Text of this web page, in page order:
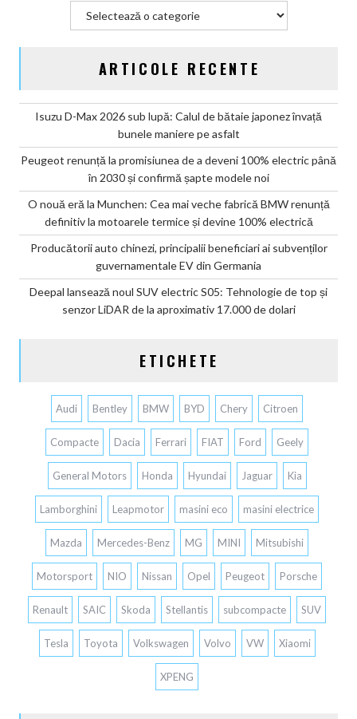
ARTICOLE RECENTE
Isuzu D-Max 2026 sub lupă: Calul de bătaie japonez învață
bunele maniere pe asfalt
Peugeot renunță la promisiunea de a deveni 100% electric până
în 2030 și confirmă șapte modele noi
O nouă eră la Munchen: Cea mai veche fabrică BMW renunță
definitiv la motoarele termice și devine 100% electrică
Producătorii auto chinezi, principalii beneficiari ai subvenților
guvernamentale EV din Germania
Deepal lansează noul SUV electric S05: Tehnologie de top și
senzor LiDAR de la aproximativ 17.000 de dolari
ETICHETE
Audi Bentley BMW BYD Chery Citroen
Compacte Dacia Ferrari FIAT Ford Geely
General Motors Honda Hyundai Jaguar Kia
Lamborghini Leapmotor masini eco masini electrice
Mazda Mercedes-Benz MG MINI Mitsubishi
Motorsport NIO Nissan Opel Peugeot Porsche
Renault SAIC Skoda Stellantis subcompacte SUV
Tesla Toyota Volkswagen Volvo VW Xiaomi
XPENG